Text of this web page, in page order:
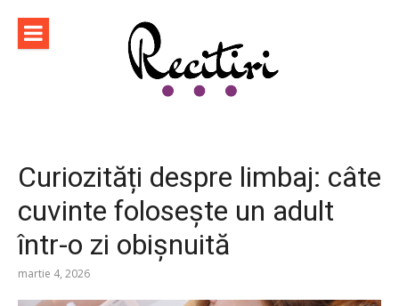
conținut
Curiozități despre limbaj: câte
cuvinte folosește un adult
într-o zi obișnuită
martie 4, 2026